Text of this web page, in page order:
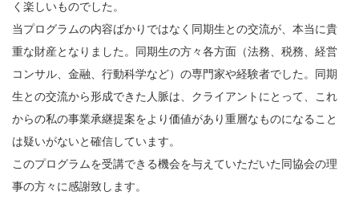
く楽しいものでした。
当プログラムの内容ばかりではなく同期生との交流が、本当に貴
重な財産となりました。同期生の方々各方面（法務、税務、経営
コンサル、金融、行動科学など）の専門家や経験者でした。同期
生との交流から形成できた人脈は、クライアントにとって、これ
からの私の事業承継提案をより価値があり重層なものになること
は疑いがないと確信しています。
このプログラムを受講できる機会を与えていただいた同協会の理
事の方々に感謝致します。